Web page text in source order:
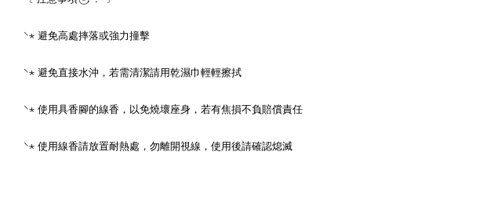
⸌⋆ 避免高處摔落或強力撞擊
⸌⋆ 避免直接水沖，若需清潔請用乾濕巾輕輕擦拭
⸌⋆ 使用具香腳的線香，以免燒壞座身，若有焦損不負賠償責任
⸌⋆ 使用線香請放置耐熱處，勿離開視線，使用後請確認熄滅